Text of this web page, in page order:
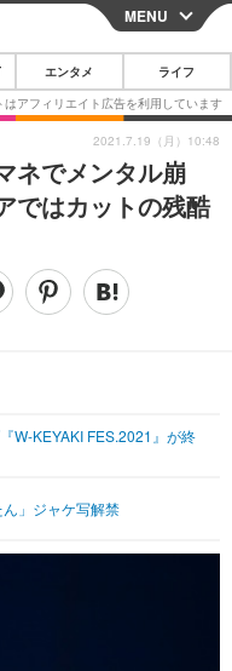
CLOSE
スマートフォン
その他
映画・ドラマ
ブログ
MENU
エンタメ ライフ
ネでメンタル崩
ではカットの残酷
W-KEYAKI FES.2021』が終
」ジャケ写解禁
2021.7.19（月）10:48